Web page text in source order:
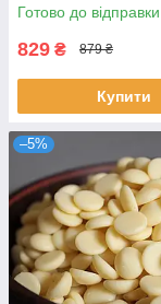
Готово до відправки
829 ₴ 879 ₴
Купити
–5%